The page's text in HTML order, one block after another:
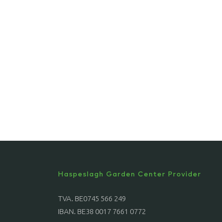
Haspeslagh Garden Center Provider
TVA. BE0745 566 249
IBAN. BE38 0017 7661 0772